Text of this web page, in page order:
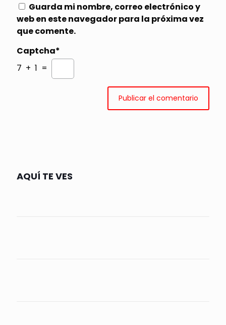
Guarda mi nombre, correo electrónico y
web en este navegador para la próxima vez
que comente.
Captcha*
7 + 1 =
AQUÍ TE VES